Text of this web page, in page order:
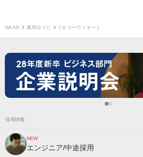
WEAR 風早ゆうた 7.8 コーディネート
採用情報
NEW
エンジニア/中途採用